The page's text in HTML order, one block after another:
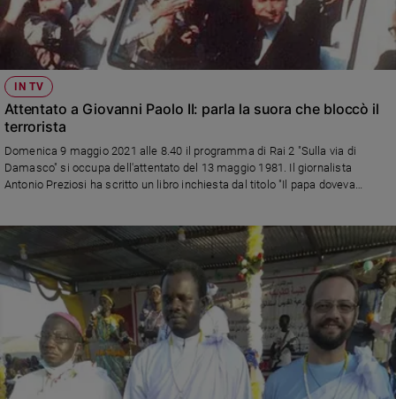
IN TV
Attentato a Giovanni Paolo II: parla la suora che bloccò il
terrorista
Domenica 9 maggio 2021 alle 8.40 il programma di Rai 2 "Sulla via di
Damasco" si occupa dell'attentato del 13 maggio 1981. Il giornalista
Antonio Preziosi ha scritto un libro inchiesta dal titolo "Il papa doveva